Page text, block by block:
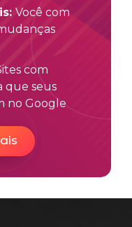
Você com
com
que seus
no Google